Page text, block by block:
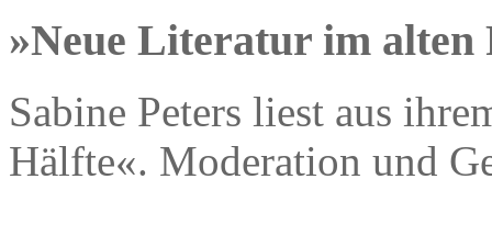
»Neue Literatur im alten
Sabine Peters liest aus
Hälfte«. Moderation und